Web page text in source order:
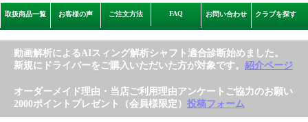
取扱商品一覧 お客様の声 ご注文方法 FAQ お問い合わせ クラブを探す
動画解析によるAIスィング解析シャフト適合診断始めました。
新規にドライバーをご購入いただいた方が対象です。 紹介ページ
オーダーメイド理由・当店ご利用理由アンケートご協力のお願い
2000ポイントプレゼント（会員様限定） 投稿フォーム